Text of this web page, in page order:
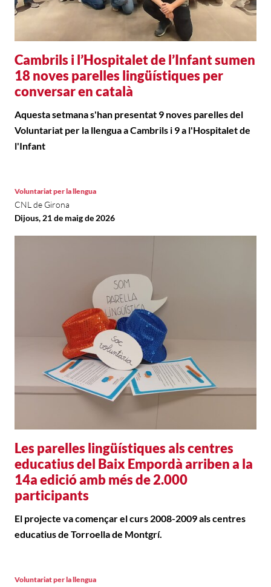
Cambrils i l’Hospitalet de l’Infant sumen
18 noves parelles lingüístiques per
conversar en català
Aquesta setmana s'han presentat 9 noves parelles del
Voluntariat per la llengua a Cambrils i 9 a l'Hospitalet de
l'Infant
Les parelles lingüístiques als centres
educatius del Baix Empordà arriben a la
14a edició amb més de 2.000
participants
Voluntariat per la llengua
CNL de Girona
Dijous, 21 de maig de 2026
El projecte va començar el curs 2008-2009 als centres
educatius de Torroella de Montgrí.
Voluntariat per la llengua